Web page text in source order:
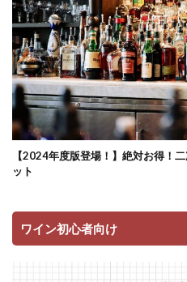
【2024年度版登場！】絶対お得！
ット
ワイン初心者向け